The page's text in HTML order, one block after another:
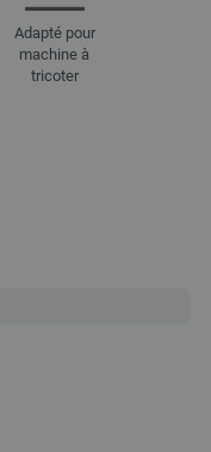
Adapté pour
machine à
tricoter